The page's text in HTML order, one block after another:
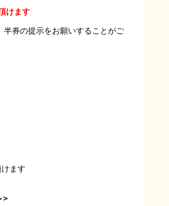
けます
半券の提示をお願いすることがご
ます